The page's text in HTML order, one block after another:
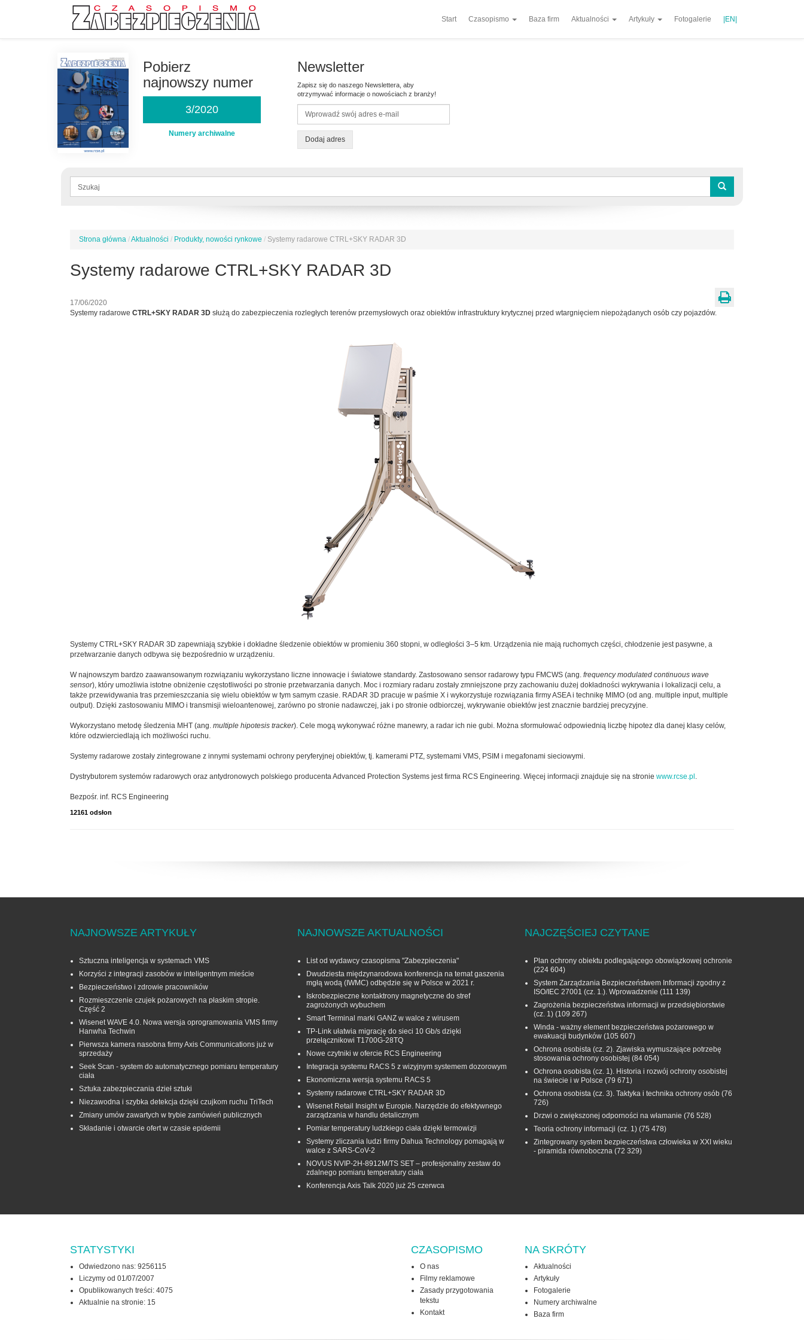
Start Czasopismo Baza firm Aktualności Artykuły Fotogalerie |EN|
Pobierz
najnowszy numer
3/2020
Numery archiwalne
Newsletter
Zapisz się do naszego Newslettera, aby
otrzymywać informacje o nowościach z branży!
Dodaj adres
Formularz
Jesteś
Strona główna /Aktualności / Produkty, nowości rynkowe / Systemy radarowe CTRL+SKY RADAR 3D
Systemy radarowe CTRL+SKY RADAR 3D
17/06/2020
Systemy radarowe CTRL+SKY RADAR 3D służą do zabezpieczenia rozległych terenów przemysłowych oraz obiektów infrastruktury krytycznej przed wtargnięciem niepożądanych osób czy pojazdów.
Systemy CTRL+SKY RADAR 3D zapewniają szybkie i dokładne śledzenie obiektów w promieniu 360 stopni, w odległości 3–5 km. Urządzenia nie mają ruchomych części, chłodzenie jest pasywne, a
przetwarzanie danych odbywa się bezpośrednio w urządzeniu.
W najnowszym bardzo zaawansowanym rozwiązaniu wykorzystano liczne innowacje i światowe standardy. Zastosowano sensor radarowy typu FMCWS (ang. frequency modulated continuous wave
sensor), który umożliwia istotne obniżenie częstotliwości po stronie przetwarzania danych. Moc i rozmiary radaru zostały zmniejszone przy zachowaniu dużej dokładności wykrywania i lokalizacji celu, a
także przewidywania tras przemieszczania się wielu obiektów w tym samym czasie. RADAR 3D pracuje w paśmie X i wykorzystuje rozwiązania firmy ASEA i technikę MIMO (od ang. multiple input, multiple
output). Dzięki zastosowaniu MIMO i transmisji wieloantenowej, zarówno po stronie nadawczej, jak i po stronie odbiorczej, wykrywanie obiektów jest znacznie bardziej precyzyjne.
Wykorzystano metodę śledzenia MHT (ang. multiple hipotesis tracker). Cele mogą wykonywać różne manewry, a radar ich nie gubi. Można sformułować odpowiednią liczbę hipotez dla danej klasy celów,
które odzwierciedlają ich możliwości ruchu.
Systemy radarowe zostały zintegrowane z innymi systemami ochrony peryferyjnej obiektów, tj. kamerami PTZ, systemami VMS, PSIM i megafonami sieciowymi.
Dystrybutorem systemów radarowych oraz antydronowych polskiego producenta Advanced Protection Systems jest firma RCS Engineering. Więcej informacji znajduje się na stronie www.rcse.pl .
Bezpośr. inf. RCS Engineering
12161 odsłon
NAJNOWSZE ARTYKUŁY
Sztuczna inteligencja w systemach VMS
Korzyści z integracji zasobów w inteligentnym mieście
Bezpieczeństwo i zdrowie pracowników
Rozmieszczenie czujek pożarowych na płaskim stropie.
Część 2
Wisenet WAVE 4.0. Nowa wersja oprogramowania VMS firmy
Hanwha Techwin
Pierwsza kamera nasobna firmy Axis Communications już w
sprzedaży
Seek Scan - system do automatycznego pomiaru temperatury
ciała
Sztuka zabezpieczania dzieł sztuki
Niezawodna i szybka detekcja dzięki czujkom ruchu TriTech
Zmiany umów zawartych w trybie zamówień publicznych
Składanie i otwarcie ofert w czasie epidemii
NAJNOWSZE AKTUALNOŚCI
List od wydawcy czasopisma "Zabezpieczenia"
Dwudziesta międzynarodowa konferencja na temat gaszenia
mgłą wodą (IWMC) odbędzie się w Polsce w 2021 r.
Iskrobezpieczne kontaktrony magnetyczne do stref
zagrożonych wybuchem
Smart Terminal marki GANZ w walce z wirusem
TP-Link ułatwia migrację do sieci 10 Gb/s dzięki
przełącznikowi T1700G‑28TQ
Nowe czytniki w ofercie RCS Engineering
Integracja systemu RACS 5 z wizyjnym systemem dozorowym
Ekonomiczna wersja systemu RACS 5
Systemy radarowe CTRL+SKY RADAR 3D
Wisenet Retail Insight w Europie. Narzędzie do efektywnego
zarządzania w handlu detalicznym
Pomiar temperatury ludzkiego ciała dzięki termowizji
Systemy zliczania ludzi firmy Dahua Technology pomagają w
walce z SARS-CoV-2
NOVUS NVIP-2H-8912M/TS SET – profesjonalny zestaw do
zdalnego pomiaru temperatury ciała
Konferencja Axis Talk 2020 już 25 czerwca
NAJCZĘŚCIEJ CZYTANE
Plan ochrony obiektu podlegającego obowiązkowej ochronie
(224 604)
System Zarządzania Bezpieczeństwem Informacji zgodny z
ISO/IEC 27001 (cz. 1.). Wprowadzenie (111 139)
Zagrożenia bezpieczeństwa informacji w przedsiębiorstwie
(cz. 1) (109 267)
Winda - ważny element bezpieczeństwa pożarowego w
ewakuacji budynków (105 607)
Ochrona osobista (cz. 2). Zjawiska wymuszające potrzebę
stosowania ochrony osobistej (84 054)
Ochrona osobista (cz. 1). Historia i rozwój ochrony osobistej
na świecie i w Polsce (79 671)
Ochrona osobista (cz. 3). Taktyka i technika ochrony osób (76
726)
Drzwi o zwiększonej odporności na włamanie (76 528)
Teoria ochrony informacji (cz. 1) (75 478)
Zintegrowany system bezpieczeństwa człowieka w XXI wieku
- piramida równoboczna (72 329)
STATYSTYKI
Odwiedzono nas: 9256115
Liczymy od 01/07/2007
Opublikowanych treści: 4075
Aktualnie na stronie: 15
CZASOPISMO
O nas
Filmy reklamowe
Zasady przygotowania
tekstu
Kontakt
NA SKRÓTY
Aktualności
Artykuły
Fotogalerie
Numery archiwalne
Baza firm